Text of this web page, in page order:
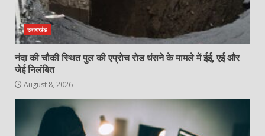
उत्तराखंड
नंदा की चौकी स्थित पुल की एप्रोच रोड धंसने के मामले में ईई, एई और
जेई निलंबित
August 8, 2026